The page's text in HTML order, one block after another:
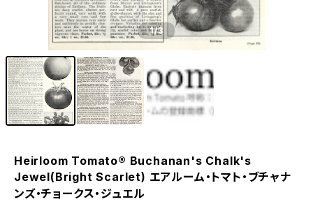
1/3
Heirloom Tomato® Buchanan's Chalk's
Jewel(Bright Scarlet) エアルーム・トマト・ブチャナ
ンズ・チョークス・ジュエル